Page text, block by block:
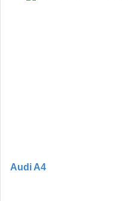
Audi A4